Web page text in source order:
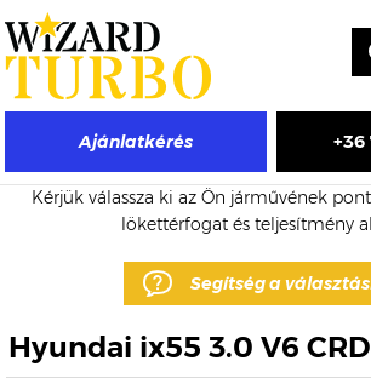
Ajánlatkérés +36
Hyundai ix55 eladó
Kérjük válassza ki az Ön járművének
lökettérfogat és teljesítmény
Segítség a
Hyundai ix55 3.0 V6